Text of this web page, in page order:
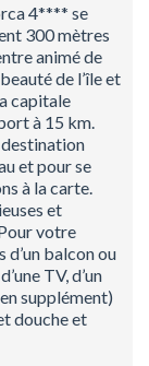
4**** se
300 mètres
animé de
de l’île et
capitale
à 15 km.
destination
et pour se
à la carte.
et
votre
balcon ou
TV, d’un
supplément)
douche et